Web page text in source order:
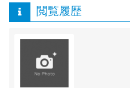
閲覧履歴